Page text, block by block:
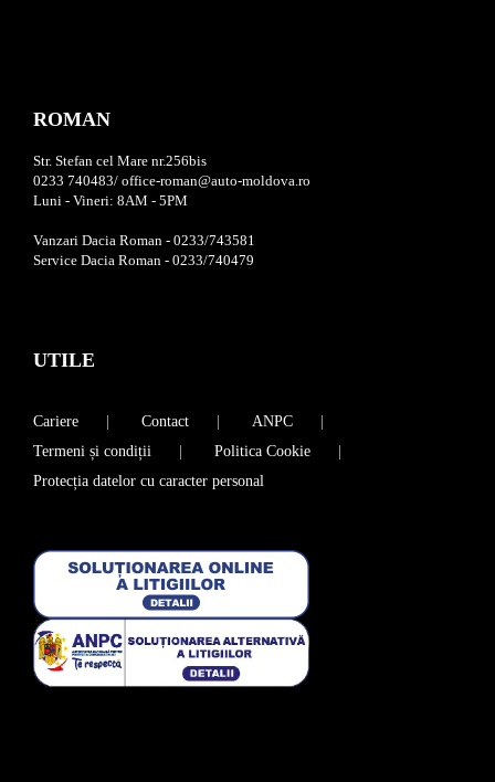
ROMAN
Str. Stefan cel Mare nr.256bis
0233 740483/ office-roman@auto-moldova.ro
Luni - Vineri: 8AM - 5PM
Vanzari Dacia Roman - 0233/743581
Service Dacia Roman - 0233/740479
UTILE
Cariere Contact
ANPC
Termeni și condiții
Politica Cookie
Protecția datelor cu caracter personal